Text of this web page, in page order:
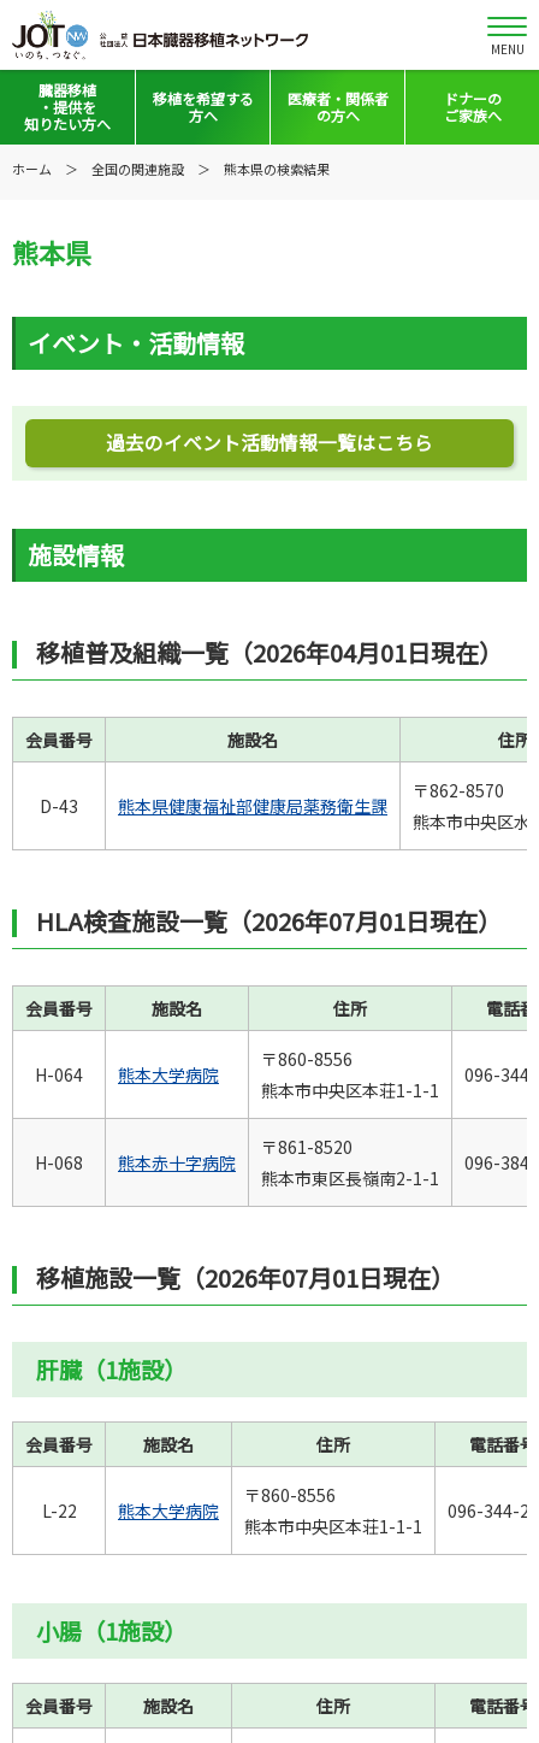
MENU
臓器移植
・提供を
知りたい方へ
移植と提供とは
日本の移植事情
普及啓発グッズ
全国の関連施設
全国のイベント・活動情報
移植を希望する
方へ
移植希望登録をお考えの方へ
医療者・ 関係者
の方へ
医療者向けお知らせ
会員の皆さまへ
映像ギャラリー
全国の関連施設
コーディネーター向けログイン
ドナーの
ご家族へ
ホーム 全国の関連施設 熊本県の検索結果
熊本県
イベント・活動情報
過去のイベント活動情報一覧はこちら
施設情報
移植普及組織一覧（2026年04月01日現在）
会員番号 施設名 住所
D-43 熊本県健康福祉部健康局薬務衛生課
〒862-8570
熊本市中央区水
HLA検査施設一覧（2026年07月01日現在）
会員番号 施設名 住所 電話
H-064 熊本大学病院
〒860-8556
熊本市中央区本荘1-1-1
096-
H-068 熊本赤十字病院
〒861-8520
熊本市東区長嶺南2-1-1
096-
移植施設一覧（2026年07月01日現在）
肝臓（1施設）
会員番号 施設名 住所 電話番号
L-22 熊本大学病院
〒860-8556
熊本市中央区本荘1-1-1
096-344-
小腸（1施設）
会員番号 施設名 住所 電話番号